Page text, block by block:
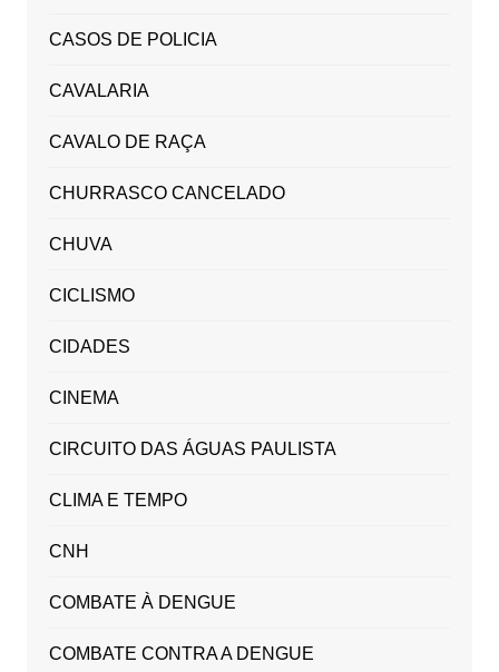
CASOS DE POLICIA
CAVALARIA
CAVALO DE RAÇA
CHURRASCO CANCELADO
CHUVA
CICLISMO
CIDADES
CINEMA
CIRCUITO DAS ÁGUAS PAULISTA
CLIMA E TEMPO
CNH
COMBATE À DENGUE
COMBATE CONTRA A DENGUE